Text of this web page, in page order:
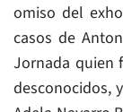
omiso del
casos de
Jornada quien
desconocidos,